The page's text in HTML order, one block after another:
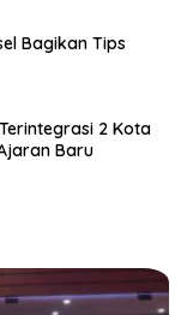
Bagikan Tips
2 Kota
Baru